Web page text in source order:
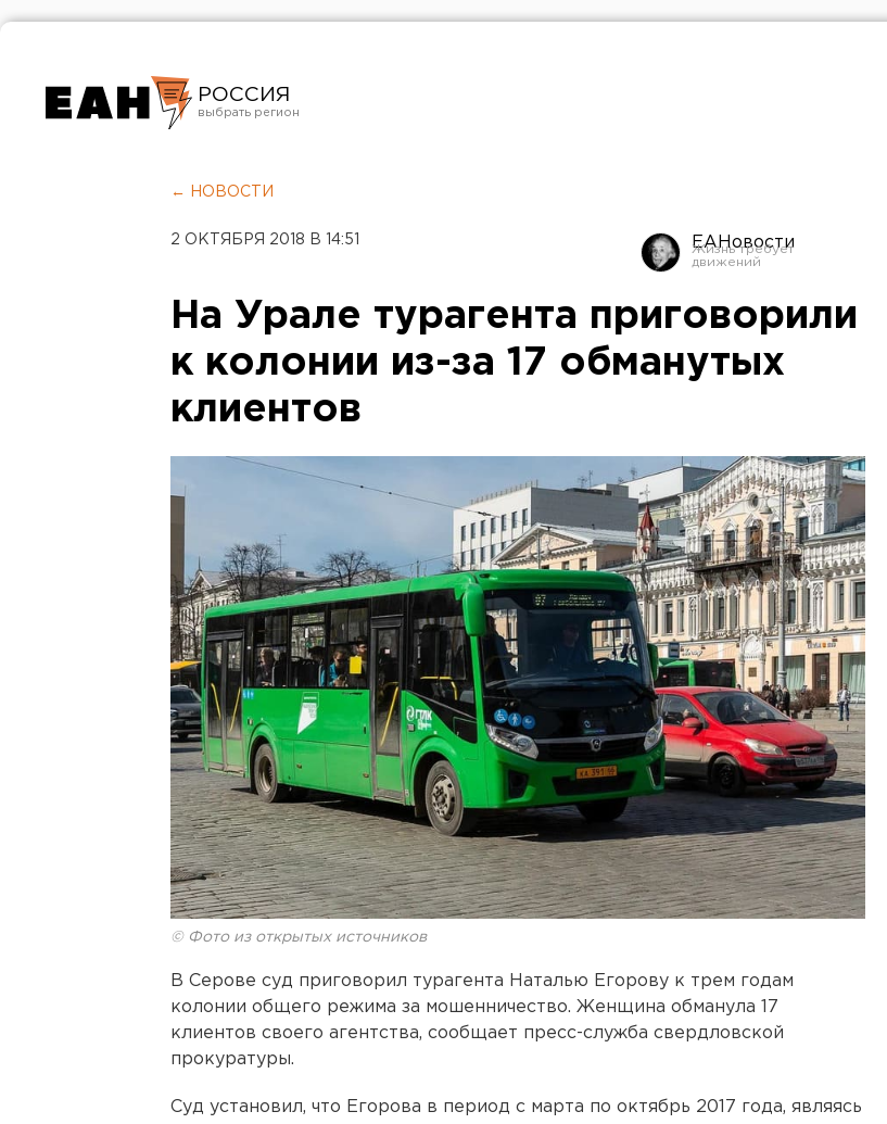
РОССИЯ
Челябинск
← НОВОСТИ
2 ОКТЯБРЯ 2018 В 14:51 ЕАНовости
На Урале турагента приговорили
к колонии из-за 17 обманутых
клиентов
© Фото из открытых источников
В Серове суд приговорил турагента Наталью Егорову к трем годам
колонии общего режима за мошенничество. Женщина обманула 17
клиентов своего агентства, сообщает пресс-служба свердловской
прокуратуры.
Суд установил, что Егорова в период с марта по октябрь 2017 года, являясь